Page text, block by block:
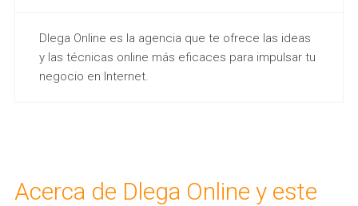
Dlega Online es la agencia que te ofrece las ideas
y las técnicas online más eficaces para impulsar tu
negocio en Internet.
Acerca de Dlega Online y este